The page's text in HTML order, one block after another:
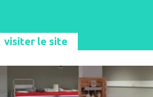
visiter le site